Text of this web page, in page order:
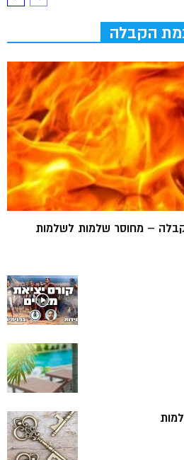
הקבלה
– מחוסר שלמות לשלמות